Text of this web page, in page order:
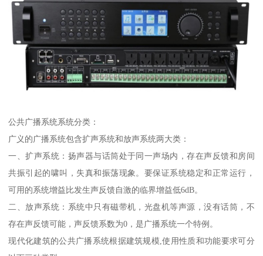
公共广播系统系统分类：
广义的广播系统包含扩声系统和放声系统两大类：
一、扩声系统：扬声器与话筒处于同一声场内，存在声反馈和房间
共振引起的啸叫，失真和振荡现象。要保证系统稳定和正常运行，
可用的系统增益比发生声反馈自激的临界增益低6dB。
二、放声系统：系统中只有磁带机，光盘机等声源，没有话筒，不
存在声反馈可能，声反馈系数为0，是广播系统一个特例。
现代化建筑的公共广播系统根据建筑规模,使用性质和功能要求可分